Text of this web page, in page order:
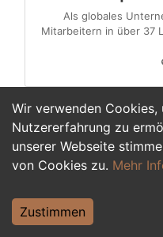
Wir verwenden Cookies,
Nutzererfahrung zu
unserer Webseite
von Cookies zu. Mehr
Zustimmen
Als globales
Mitarbeitern in über 37